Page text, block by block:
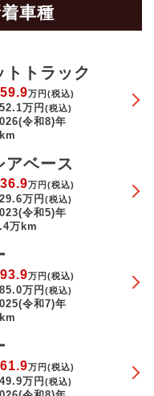
車種
トトラック
万円(税込)
万円(税込)
令和8)年
アベース
万円(税込)
万円(税込)
令和5)年
万km
万円(税込)
万円(税込)
令和7)年
万円(税込)
万円(税込)